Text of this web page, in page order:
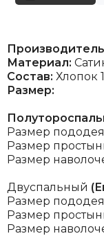
Материал:
Состав: Хлопок
Размер:
Размер
Размер
Размер
Двуспальный
Размер
Размер
Размер